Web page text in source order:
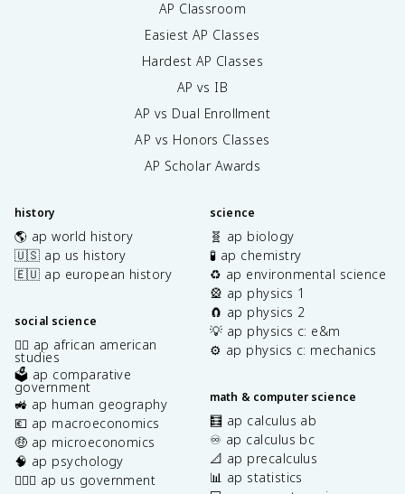
AP Classroom
Easiest AP Classes
Hardest AP Classes
AP vs IB
AP vs Dual Enrollment
AP vs Honors Classes
AP Scholar Awards
history
🌎 ap world history
🇺🇸 ap us history
🇪🇺 ap european history
social science
✊🏿 ap african american
studies
🗳️ ap comparative
government
🚜 ap human geography
💶 ap macroeconomics
🤑 ap microeconomics
🧠 ap psychology
👩🏾‍⚖️ ap us government
science
🧬 ap biology
🧪 ap chemistry
♻️ ap environmental science
🎡 ap physics 1
🧲 ap physics 2
💡 ap physics c: e&m
⚙️ ap physics c: mechanics
math & computer science
🧮 ap calculus ab
♾️ ap calculus bc
📐 ap precalculus
📊 ap statistics